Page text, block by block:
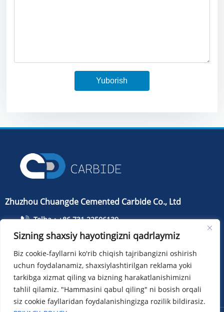
Yuborish
Zhuzhou Chuangde Cemented Carbide Co., Ltd
Telba：+86 731 22506139
Telefon：+86 13786352688
info@cdcarbide.com
Qo'shmoq215, 1-bino, Xalqaro talabalar pioner parki,
Taishan yo'li, Tianyuan tumani, Chjuchjou shahri
Sizning shaxsiy hayotingizni qadrlaymiz
Biz cookie-fayllarni ko'rib chiqish tajribangizni oshirish
uchun foydalanamiz, shaxsiylashtirilgan reklama yoki
tarkibga xizmat qiling va bizning harakatlanishimizni
tahlil qilamiz. "Hammasini qabul qiling" ni bosish orqali
siz cookie fayllaridan foydalanishingizga rozilik bildirasiz.